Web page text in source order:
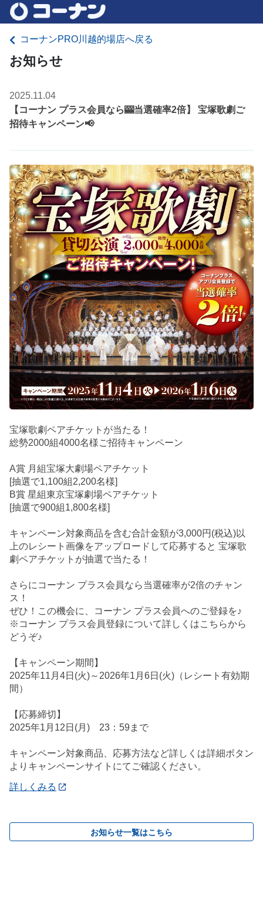
コーナンPRO川越的場店へ戻る
お知らせ
2025.11.04
【コーナン プラス会員なら🎰当選確率2倍】 宝塚歌劇ご
招待キャンペーン📢
宝塚歌劇ペアチケットが当たる！
総勢2000組4000名様ご招待キャンペーン
A賞 月組宝塚大劇場ペアチケット
[抽選で1,100組2,200名様]
B賞 星組東京宝塚劇場ペアチケット
[抽選で900組1,800名様]
キャンペーン対象商品を含む合計金額が3,000円(税込)以
上のレシート画像をアップロードして応募すると 宝塚歌
劇ペアチケットが抽選で当たる！
さらにコーナン プラス会員なら当選確率が2倍のチャン
ス！
ぜひ！この機会に、コーナン プラス会員へのご登録を♪
※コーナン プラス会員登録について詳しくはこちらから
どうぞ♪
【キャンペーン期間】
2025年11月4日(火)～2026年1月6日(火)（レシート有効期
間）
【応募締切】
2025年1月12日(月) 23：59まで
キャンペーン対象商品、応募方法など詳しくは詳細ボタン
よりキャンペーンサイトにてご確認ください。
詳しくみる
お知らせ一覧はこちら